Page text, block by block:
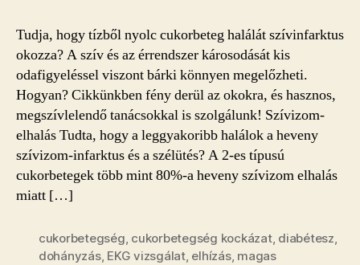
Tudja, hogy tízből nyolc cukorbeteg halálát szívinfarktus
okozza? A szív és az érrendszer károsodását kis
odafigyeléssel viszont bárki könnyen megelőzheti.
Hogyan? Cikkünkben fény derül az okokra, és hasznos,
megszívlelendő tanácsokkal is szolgálunk! Szívizom-
elhalás Tudta, hogy a leggyakoribb halálok a heveny
szívizom-infarktus és a szélütés? A 2-es típusú
cukorbetegek több mint 80%-a heveny szívizom elhalás
miatt […]
cukorbetegség, cukorbetegség kockázat, diabétesz,
dohányzás, EKG vizsgálat, elhízás, magas